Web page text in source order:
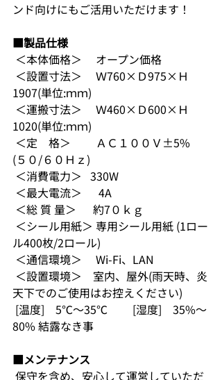
ンド向けにもご活用いただけます！
■製品仕様
＜本体価格＞ 　オープン価格
1907(単位:ｍｍ)
1020(単位:ｍｍ)
(５０/６０Ｈｚ)
＜消費電力＞   330W
＜最大電流＞　  4A
＜総 質 量＞　  約7０ｋｇ
ル400枚/2ロール)
＜通信環境＞　 Wi-Fi、LAN
天下でのご使用はお控えください)
80% 結露なき事
■メンテナンス